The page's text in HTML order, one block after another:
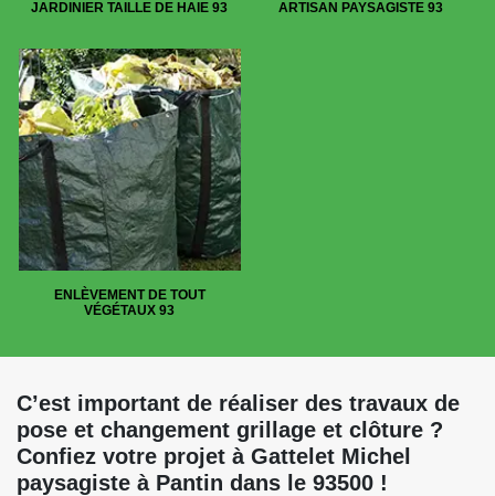
JARDINIER TAILLE DE HAIE 93 ARTISAN PAYSAGISTE 93
ENLÈVEMENT DE TOUT
VÉGÉTAUX 93
C’est important de réaliser des travaux de
pose et changement grillage et clôture ?
Confiez votre projet à Gattelet Michel
paysagiste à Pantin dans le 93500 !